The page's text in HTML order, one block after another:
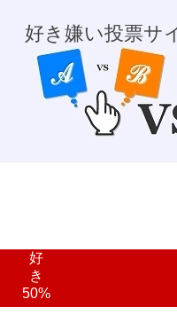
好き嫌い投票サ
好
き
50%